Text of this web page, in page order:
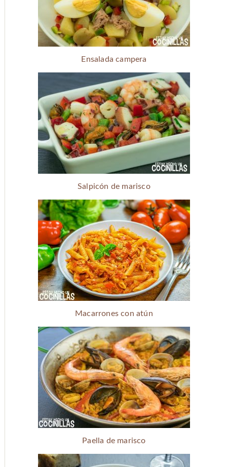
Ensalada campera
Salpicón de marisco
Macarrones con atún
Paella de marisco